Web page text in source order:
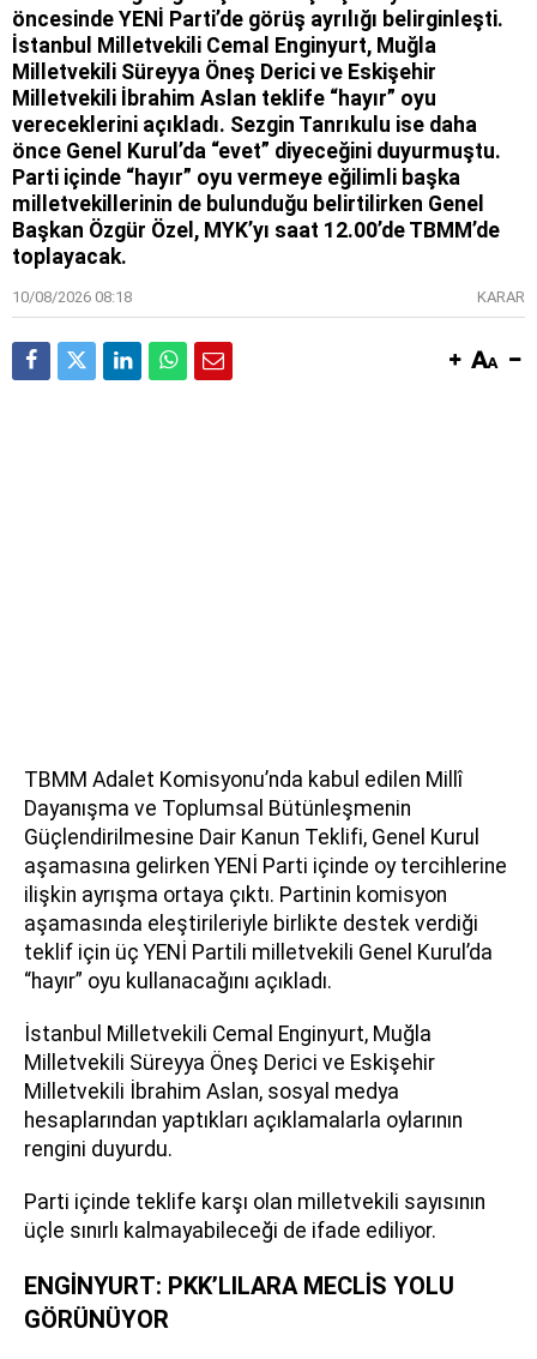
öncesinde YENİ Parti’de görüş ayrılığı belirginleşti.
İstanbul Milletvekili Cemal Enginyurt, Muğla
Milletvekili Süreyya Öneş Derici ve Eskişehir
Milletvekili İbrahim Aslan teklife “hayır” oyu
vereceklerini açıkladı. Sezgin Tanrıkulu ise daha
önce Genel Kurul’da “evet” diyeceğini duyurmuştu.
Parti içinde “hayır” oyu vermeye eğilimli başka
milletvekillerinin de bulunduğu belirtilirken Genel
Başkan Özgür Özel, MYK’yı saat 12.00’de TBMM’de
toplayacak.
10/08/2026 08:18 KARAR
TBMM Adalet Komisyonu’nda kabul edilen Millî
Dayanışma ve Toplumsal Bütünleşmenin
Güçlendirilmesine Dair Kanun Teklifi, Genel Kurul
aşamasına gelirken YENİ Parti içinde oy tercihlerine
ilişkin ayrışma ortaya çıktı. Partinin komisyon
aşamasında eleştirileriyle birlikte destek verdiği
teklif için üç YENİ Partili milletvekili Genel Kurul’da
“hayır” oyu kullanacağını açıkladı.
İstanbul Milletvekili Cemal Enginyurt, Muğla
Milletvekili Süreyya Öneş Derici ve Eskişehir
Milletvekili İbrahim Aslan, sosyal medya
hesaplarından yaptıkları açıklamalarla oylarının
rengini duyurdu.
Parti içinde teklife karşı olan milletvekili sayısının
üçle sınırlı kalmayabileceği de ifade ediliyor.
ENGİNYURT: PKK’LILARA MECLİS YOLU
GÖRÜNÜYOR